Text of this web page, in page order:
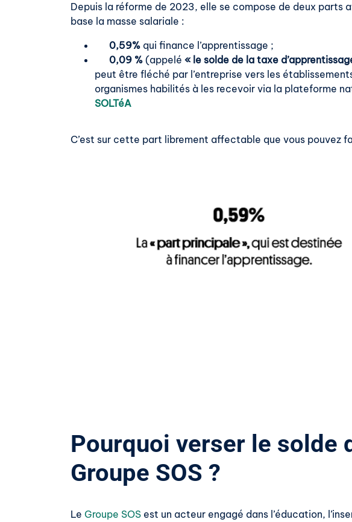
Depuis la réforme de 2023, elle se compose de deux parts
base la masse salariale :
0,59% qui finance l’apprentissage ;
0,09 % (appelé « le solde de la taxe
peut être fléché par l’entreprise vers les
organismes habilités à les recevoir via la plateforme
SOLTéA
C’est sur cette part librement affectable que vous pouvez
Pourquoi verser le solde
Groupe SOS ?
Le Groupe SOS est un acteur engagé dans l’éducation,